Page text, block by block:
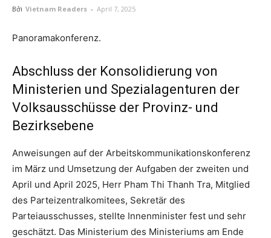
Bởi Vietnam Readers - April 7, 2025
Panoramakonferenz.
Abschluss der Konsolidierung von
Ministerien und Spezialagenturen der
Volksausschüsse der Provinz- und
Bezirksebene
Anweisungen auf der Arbeitskommunikationskonferenz
im März und Umsetzung der Aufgaben der zweiten und
April und April 2025, Herr Pham Thi Thanh Tra, Mitglied
des Parteizentralkomitees, Sekretär des
Parteiausschusses, stellte Innenminister fest und sehr
geschätzt. Das Ministerium des Ministeriums am Ende